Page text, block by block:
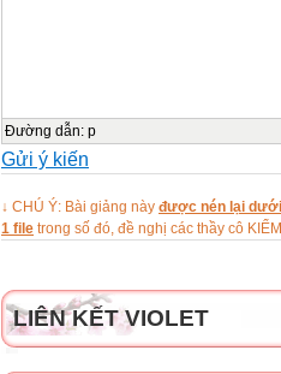
8. Zn +H2SO4 (ZnSO4 +SO2
9.KOH +H2SO4 --->K2SO4
Đường dẫn: p
Gửi ý kiến
↓ CHÚ Ý: Bài giảng này được nén lại
1 file trong số đó, đề nghị các thầy cô
LIÊN KẾT VIOLET